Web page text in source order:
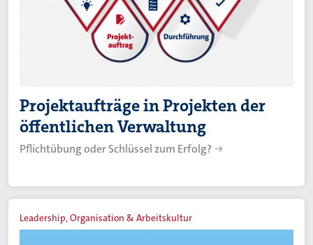
Projektaufträge in Projekten der
öffentlichen Verwaltung
Pflichtübung oder Schlüssel zum Erfolg?
Leadership, Organisation & Arbeitskultur